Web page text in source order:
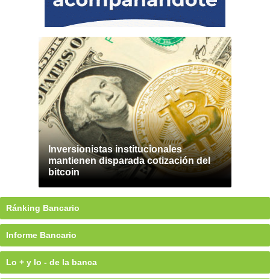
Inversionistas institucionales
mantienen disparada cotización del
bitcoin
Ránking Bancario
Informe Bancario
Lo + y lo - de la banca